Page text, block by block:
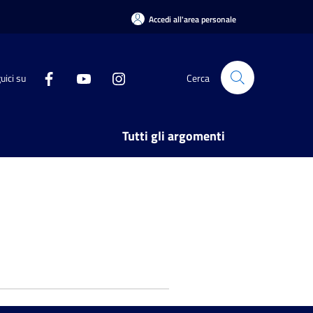
Accedi all'area personale
su Cerca
Tutti gli argomenti